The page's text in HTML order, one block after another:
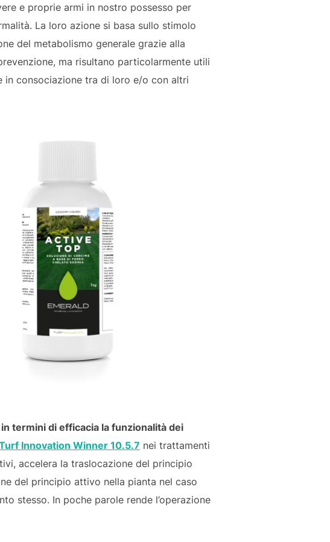
e proprie armi in nostro possesso per
La loro azione si basa sullo stimolo
del metabolismo generale grazie alla
ma risultano particolarmente utili
in consociazione tra di loro e/o con altri
termini di efficacia la funzionalità dei
Innovation Winner 10.5.7 nei trattamenti
accelera la traslocazione del principio
del principio attivo nella pianta nel caso
stesso. In poche parole rende l’operazione